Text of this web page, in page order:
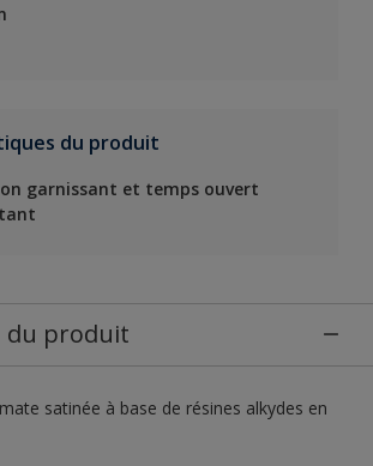
du produit
garnissant et temps ouvert
du produit
satinée à base de résines alkydes en